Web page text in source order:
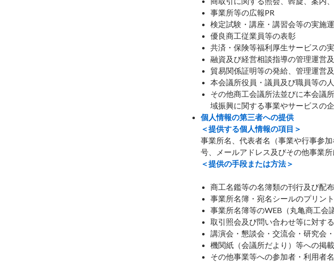
事業所等の広報PR
検定試験・講座・講習会等の実施
優良商工従業員等の表彰
共済・保険等福利厚生サービスの
融資及び経営相談指導の管理運営
貿易関係証明等の発給、管理運営
本会議所役員・議員及び職員等の
その他商工会議所法並びに本会議
域振興に関する事業やサービスの
個人情報の第三者への提供
＜提供する個人情報の項目＞
事業所名、代表者名（事業や行事参
号、メールアドレス及びその他事業
＜提供の手段または方法＞
商工名鑑等の名簿類の刊行及び配
事業所名簿・宛名シールのプリン
事業所名簿等のWEB（丸亀商工会
取引照会及び問い合わせ等に対す
講演会・懇談会・交流会・研究会
機関紙（会議所だより）等への掲載
その他事業等への参加者・利用者